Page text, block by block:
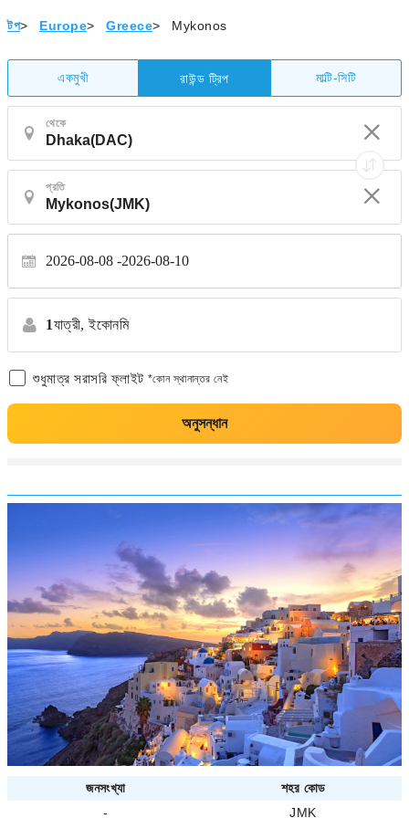
টপ> Europe> Greece> Mykonos
একমুখী রাউন্ড ট্রিপ মাল্টি-সিটি
থেকে
প্রতি
2026-08-08 2026-08-10
1যাত্রী, ইকোনমি
শুধুমাত্র সরাসরি ফ্লাইট *কোন স্থানান্তর নেই
অনুসন্ধান
জনসংখ্যা
শহর কোড
-
JMK